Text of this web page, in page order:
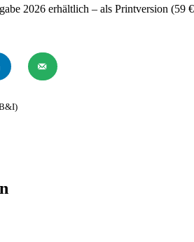
2026 erhältlich – als Printversion